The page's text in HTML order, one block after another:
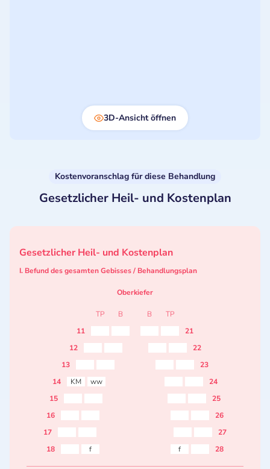
3D-Ansicht öffnen
Kostenvoranschlag für diese Behandlung
Gesetzlicher Heil- und Kostenplan
Gesetzlicher Heil- und Kostenplan
I. Befund des gesamten Gebisses / Behandlungsplan
Oberkiefer
TP B B
TP
11
21
12
22
13
23
14
KM ww
24
15
25
16
26
17
27
18
f f 28